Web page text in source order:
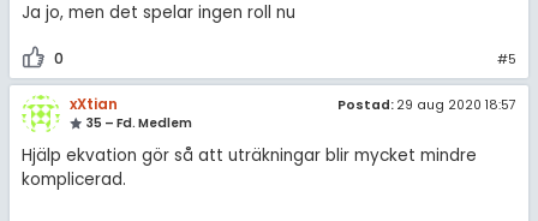
Ja jo, men det spelar ingen roll nu
0 #5
xXtian
35 – Fd. Medlem
Postad: 29 aug 2020 18:57
Hjälp ekvation gör så att uträkningar blir mycket mindre
komplicerad.